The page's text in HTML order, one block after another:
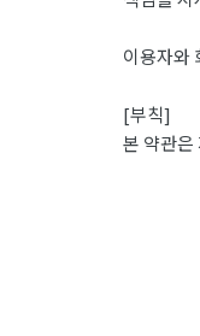
이용자와
[부칙]
본 약관은